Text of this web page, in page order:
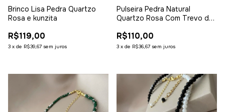
Brinco Lisa Pedra Quartzo
Rosa e kunzita
R$119,00
3 x de R$39,67 sem juros
Pulseira Pedra Natural
Quartzo Rosa Com Trevo de
R$110,00
3 x de R$36,67 sem juros